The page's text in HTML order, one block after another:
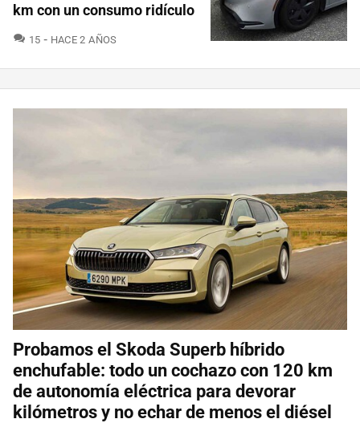
km con un consumo ridículo
15 COMENTARIOS
HACE 2 AÑOS
Probamos el Skoda Superb híbrido
enchufable: todo un cochazo con 120 km
de autonomía eléctrica para devorar
kilómetros y no echar de menos el diésel